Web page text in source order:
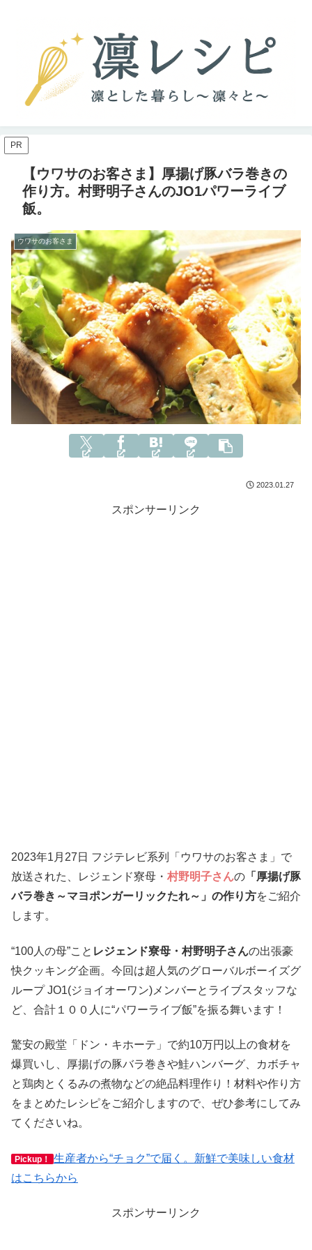
PR
【ウワサのお客さま】厚揚げ豚バラ巻きの
作り方。村野明子さんのJO1パワーライブ
飯。
ウワサのお客さま
2023.01.27
スポンサーリンク
2023年1月27日 フジテレビ系列「ウワサのお客さま」で
放送された、レジェンド寮母・ 村野明子さんの 「厚揚げ豚
バラ巻き～マヨポンガーリックたれ～」の作り方をご紹介
します。
“100人の母”こと レジェンド寮母・村野明子さんの出張豪
快クッキング企画。今回は超人気のグローバルボーイズグ
ループ JO1(ジョイオーワン)メンバーとライブスタッフな
ど、合計１００人に“パワーライブ飯”を振る舞います！
驚安の殿堂「ドン・キホーテ」で約10万円以上の食材を
爆買いし、厚揚げの豚バラ巻きや鮭ハンバーグ、カボチャ
と鶏肉とくるみの煮物などの絶品料理作り！材料や作り方
をまとめたレシピをご紹介しますので、ぜひ参考にしてみ
てくださいね。
Pickup！
生産者から“チョク”で届く。新鮮で美味しい食材
はこちらから
スポンサーリンク